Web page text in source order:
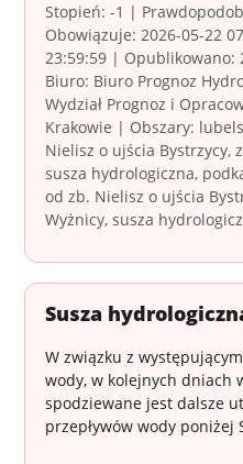
Stopień: -1 |
Obowiązuje: 2026-05-22
23:59:59 | Opublikowano:
Biuro: Biuro Prognoz
Wydział Prognoz i
Krakowie | Obszary:
Nielisz o ujścia Bystrzycy,
susza hydrologiczna,
od zb. Nielisz o ujścia
Wyżnicy, susza
Susza
W związku z
wody, w kolejnych dniach
spodziewane jest dalsze
przepływów wody poniżej